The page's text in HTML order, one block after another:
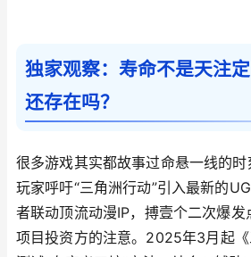
独家观察：寿命不是天注
还存在吗？
很多游戏其实都故事过命悬一线的
玩家呼吁“三角洲行动”引入最新的
者联动顶流动漫IP，搏壹个二次爆发
项目投资方的注意。2025年3月起